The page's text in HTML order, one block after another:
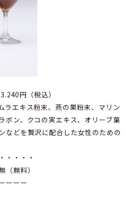
円（税込）
ラエキス粉末、燕の巣粉末、マリン
ボン、クコの実エキス、オリーブ葉
などを贅沢に配合した女性のための
・・・・
無料）
ーーー